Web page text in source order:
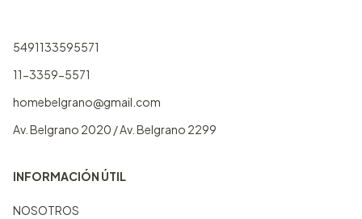
5491133595571
11-3359-5571
homebelgrano@gmail.com
Av. Belgrano 2020 / Av. Belgrano 2299
INFORMACIÓN ÚTIL
NOSOTROS